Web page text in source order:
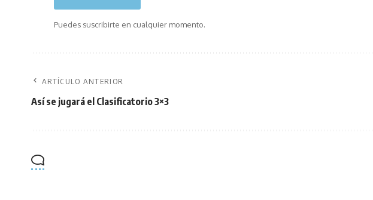
Puedes suscribirte en cualquier momento.
ARTÍCULO ANTERIOR
Así se jugará el Clasificatorio 3×3